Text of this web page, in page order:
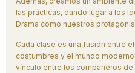
las prácticas, dando lugar a los
Drama como nuestros
Cada clase es una fusión entre
costumbres y el mundo
vínculo entre los compañeros